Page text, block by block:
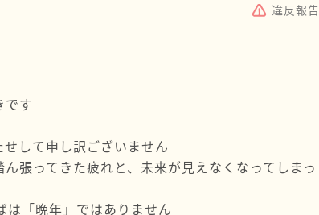
違反報告
です
して申し訳ございません
張ってきた疲れと、未来が見えなくなってしまっ
は「晩年」ではありません